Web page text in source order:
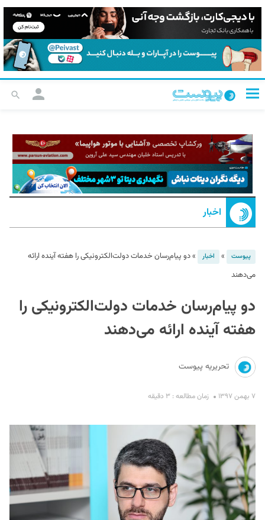
اخبار
پیوست » اخبار »دو پیام‌رسان خدمات دولت‌الکترونیکی را هفته آینده ارائه
می‌دهند
دو پیام‌رسان خدمات دولت‌الکترونیکی را
هفته آینده ارائه می‌دهند
تحریریه پیوست
۷ بهمن ۱۳۹۷ زمان مطالعه : ۳ دقیقه